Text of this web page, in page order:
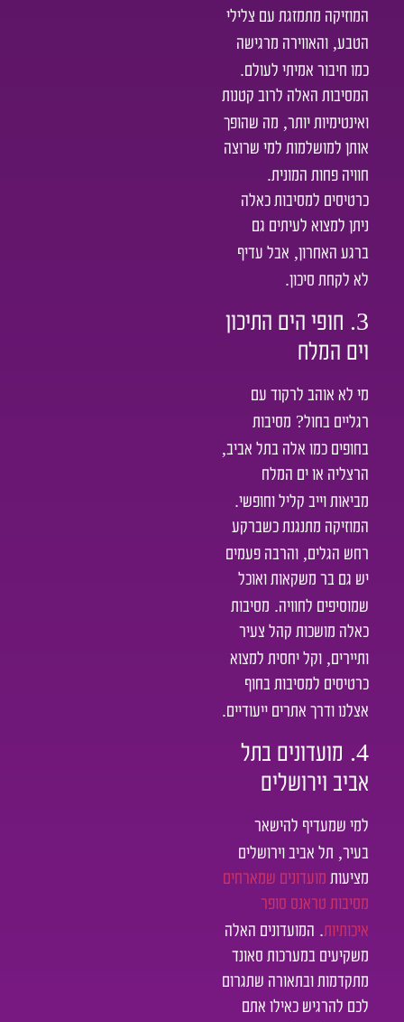
המוזיקה מתמזגת עם צלילי
הטבע, והאווירה מרגישה
כמו חיבור אמיתי לעולם.
המסיבות האלה לרוב קטנות
ואינטימיות יותר, מה שהופך
אותן למושלמות למי שרוצה
חוויה פחות המונית.
כרטיסים למסיבות כאלה
ניתן למצוא לעיתים גם
ברגע האחרון, אבל עדיף
לא לקחת סיכון.
3. חופי הים התיכון
וים המלח
מי לא אוהב לרקוד עם
רגליים בחול? מסיבות
בחופים כמו אלה בתל אביב,
הרצליה או ים המלח
מביאות וייב קליל וחופשי.
המוזיקה מתנגנת כשברקע
רחש הגלים, והרבה פעמים
יש גם בר משקאות ואוכל
שמוסיפים לחוויה. מסיבות
כאלה מושכות קהל צעיר
ותיירים, וקל יחסית למצוא
כרטיסים למסיבות בחוף
אצלנו ודרך אתרים ייעודיים.
4. מועדונים בתל
אביב וירושלים
למי שמעדיף להישאר
בעיר, תל אביב וירושלים
מציעות מועדונים שמארחים
מסיבות טראנס סופר
איכותיות. המועדונים האלה
משקיעים במערכות סאונד
מתקדמות ובתאורה שתגרום
לכם להרגיש כאילו אתם